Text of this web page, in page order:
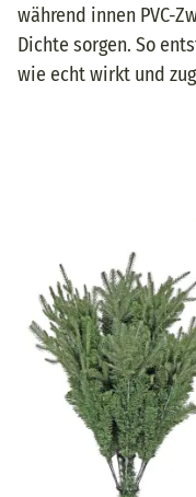
während innen PVC-
Dichte sorgen. So
wie echt wirkt und